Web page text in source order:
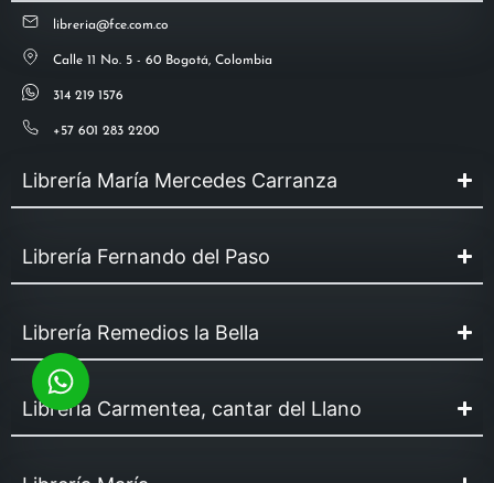
libreria@fce.com.co
Calle 11 No. 5 - 60 Bogotá, Colombia
314 219 1576
+57 601 283 2200
Librería María Mercedes Carranza
Librería Fernando del Paso
Librería Remedios la Bella
Librería Carmentea, cantar del Llano